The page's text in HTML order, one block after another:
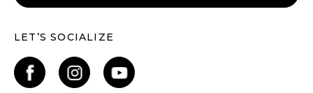
LET’S SOCIALIZE